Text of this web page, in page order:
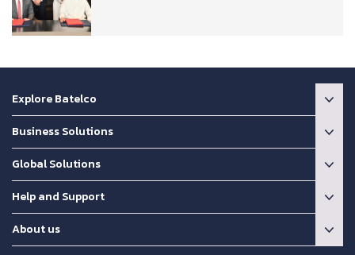
Explore Batelco
Business Solutions
Global Solutions
Help and Support
About us